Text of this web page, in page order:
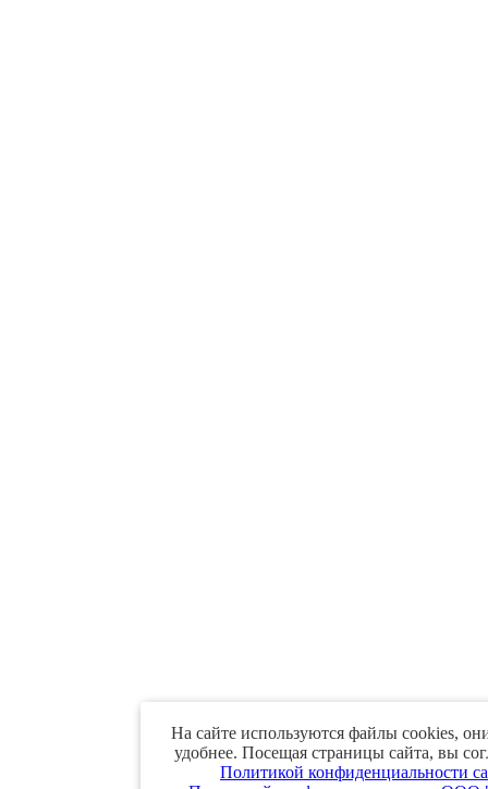
На сайте используются файлы cookies,
удобнее. Посещая страницы сайта, вы
Политикой конфиденциальности